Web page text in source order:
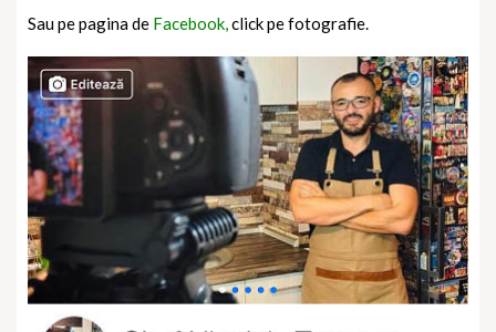
Sau pe pagina de Facebook,click pe fotografie.